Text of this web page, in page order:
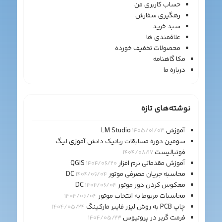
حساب کاربری من
رهگیری سفارش
سبد خرید
علاقمندی ها
محصولات تخفیف خورده
مکا گاهنامه
درباره ما
نوشته‌های تازه
آموزش LM Studio 1405/01/03
سومین دوره مسابقات رباتیک دانش آموزی لیگ
فوتبالیست1404/08/17
آموزش مقدماتی نرم افزار QGIS1404/06/20
محاسبه جریان مصرفی موتور DC1404/06/04
معکوس کردن دور موتور DC1404/06/04
محاسبات مربوط به انتخاب موتور 1404/06/04
چاپ PCB به روش لیزر فایبر مارکینگ 1404/05/24
فرمت گربر در پروتیوس 1404/05/23